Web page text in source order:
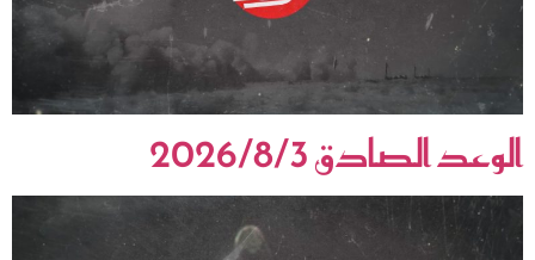
الوعد الصادق 2026/8/3